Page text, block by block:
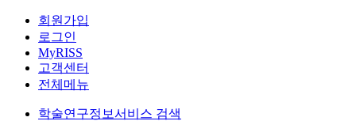
회원가입
로그인
MyRISS
고객센터
전체메뉴
학술연구정보서비스 검색